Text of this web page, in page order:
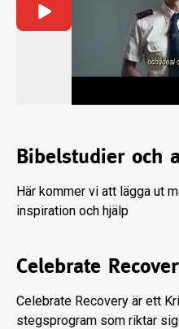
Bibelstudier och
Här kommer vi att lägga ut
inspiration och hjälp
Celebrate
Celebrate Recovery är ett
stegsprogram som riktar